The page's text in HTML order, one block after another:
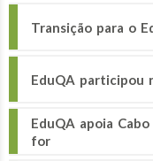
Transição para o
EduQA participou
EduQA apoia
for